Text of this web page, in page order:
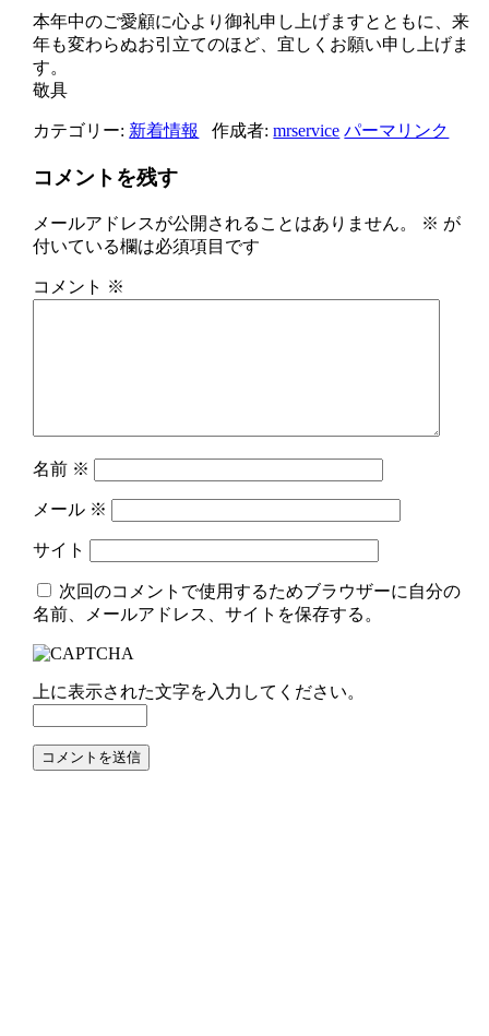
本年中のご愛顧に心より御礼申し上げますとともに、来
年も変わらぬお引立てのほど、宜しくお願い申し上げま
す。
敬具
カテゴリー: 新着情報 作成者:mrservice パーマリンク
コメントを残す
メールアドレスが公開されることはありません。 ※ が
付いている欄は必須項目です
コメント ※
名前 ※
メール ※
サイト
次回のコメントで使用するためブラウザーに自分の
名前、メールアドレス、サイトを保存する。
上に表示された文字を入力してください。